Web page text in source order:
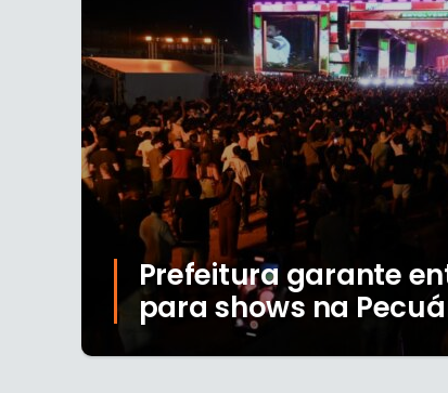
Prefeitura garante
para shows na